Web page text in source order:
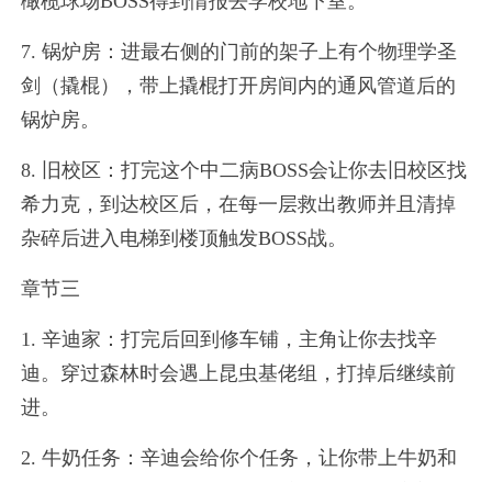
7. 锅炉房：进最右侧的门前的架子上有个物理学圣
剑（撬棍），带上撬棍打开房间内的通风管道后的
锅炉房。
8. 旧校区：打完这个中二病BOSS会让你去旧校区找
希力克，到达校区后，在每一层救出教师并且清掉
杂碎后进入电梯到楼顶触发BOSS战。
章节三
1. 辛迪家：打完后回到修车铺，主角让你去找辛
迪。穿过森林时会遇上昆虫基佬组，打掉后继续前
进。
2. 牛奶任务：辛迪会给你个任务，让你带上牛奶和